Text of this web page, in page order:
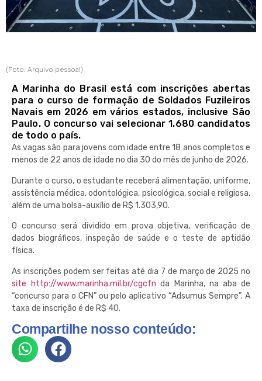
(Foto: Arquivo pessoal)
A Marinha do Brasil está com inscrições abertas
para o curso de formação de Soldados Fuzileiros
Navais em 2026 em vários estados, inclusive São
Paulo. O concurso vai selecionar 1.680 candidatos
de todo o país.
As vagas são para jovens com idade entre 18 anos completos e
menos de 22 anos de idade no dia 30 do mês de junho de 2026.
Durante o curso, o estudante receberá alimentação, uniforme,
assistência médica, odontológica, psicológica, social e religiosa,
além de uma bolsa-auxílio de R$ 1.303,90.
O concurso será dividido em prova objetiva, verificação de
dados biográficos, inspeção de saúde e o teste de aptidão
física.
As inscrições podem ser feitas até dia 7 de março de 2025 no
site
http://www.marinha.mil.br/cgcfn da Marinha, na aba de
“concurso para o CFN” ou pelo aplicativo “Adsumus Sempre”. A
taxa de inscrição é de R$ 40.
Compartilhe nosso conteúdo: